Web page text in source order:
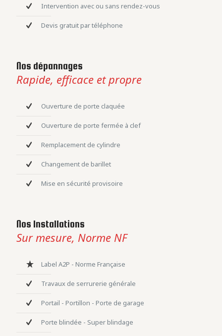
Intervention avec ou sans rendez-vous
Devis gratuit par téléphone
Nos dépannages
Rapide, efficace et propre
Ouverture de porte claquée
Ouverture de porte fermée à clef
Remplacement de cylindre
Changement de barillet
Mise en sécurité provisoire
Nos Installations
Sur mesure, Norme NF
Label A2P - Norme Française
Travaux de serrurerie générale
Portail - Portillon - Porte de garage
Porte blindée - Super blindage